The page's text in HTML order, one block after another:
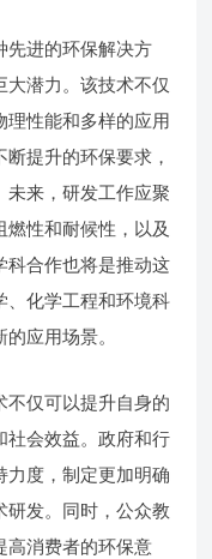
先进的环保解决方
大潜力。该技术不仅
理性能和多样的应用
提升的环保要求，
未来，研发工作应聚
性和耐候性，以及
科合作也将是推动这
、化学工程和环境科
应用场景。
不仅可以提升自身的
社会效益。政府和行
力度，制定更加明确
研发。同时，公众教
高消费者的环保意